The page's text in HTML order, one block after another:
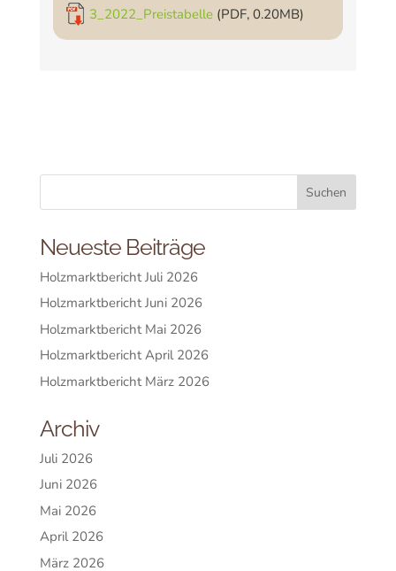
3_2022_Preistabelle(PDF, 0.20MB)
Neueste Beiträge
Holzmarktbericht Juli 2026
Holzmarktbericht Juni 2026
Holzmarktbericht Mai 2026
Holzmarktbericht April 2026
Holzmarktbericht März 2026
Archiv
Juli 2026
Juni 2026
Mai 2026
April 2026
März 2026